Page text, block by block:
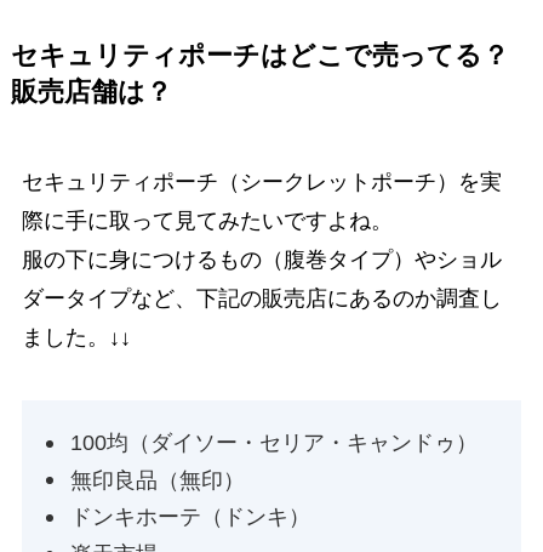
セキュリティポーチはどこで売ってる？
販売店舗は？
セキュリティポーチ（シークレットポーチ）を実
際に手に取って見てみたいですよね。
服の下に身につけるもの（腹巻タイプ）やショル
ダータイプなど、下記の販売店にあるのか調査し
ました。↓↓
100均（ダイソー・セリア・キャンドゥ）
無印良品（無印）
ドンキホーテ（ドンキ）